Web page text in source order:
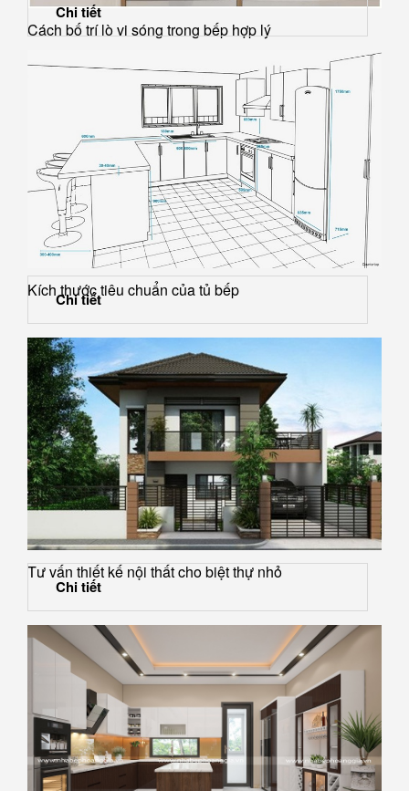
Cách bố trí lò vi sóng trong bếp hợp lý
Chi tiết
Kích thước tiêu chuẩn của tủ bếp
Chi tiết
Tư vấn thiết kế nội thất cho biệt thự nhỏ
Chi tiết